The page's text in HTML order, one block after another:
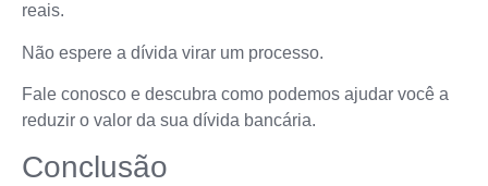
reais.
Não espere a dívida virar um processo.
Fale conosco e descubra como podemos ajudar você a
reduzir o valor da sua dívida bancária.
Conclusão